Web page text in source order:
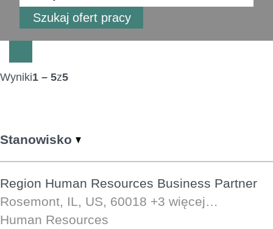
Wyniki1 – 5z5
Stanowisko
Region Human Resources Business Partner
Rosemont, IL, US, 60018 +3 więcej…
Human Resources